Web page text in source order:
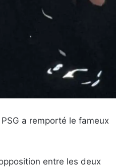
a remporté le fameux
entre les deux